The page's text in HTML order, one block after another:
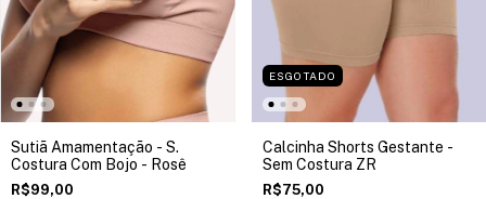
Sutiã Amamentação - S.
Costura Com Bojo - Rosê
R$99,00
ESGOTADO
Calcinha Shorts Gestante -
Sem Costura ZR
R$75,00